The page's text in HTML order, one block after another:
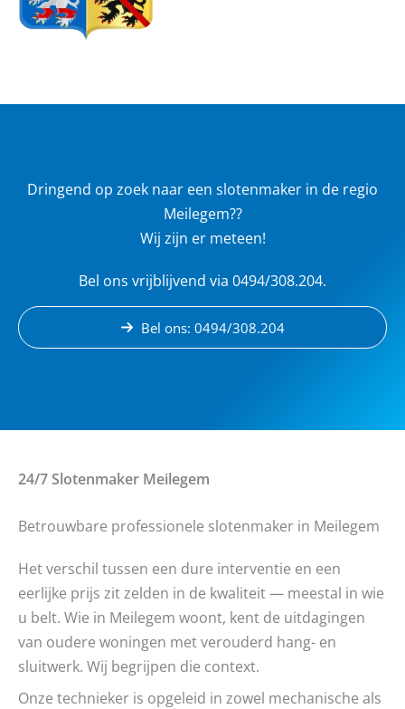
Dringend op zoek naar een slotenmaker in de regio
Meilegem??
Wij zijn er meteen!
Bel ons vrijblijvend via 0494/308.204.
Bel ons: 0494/308.204
24/7 Slotenmaker Meilegem
Betrouwbare professionele slotenmaker in Meilegem
Het verschil tussen een dure interventie en een
eerlijke prijs zit zelden in de kwaliteit — meestal in wie
u belt. Wie in Meilegem woont, kent de uitdagingen
van oudere woningen met verouderd hang- en
sluitwerk. Wij begrijpen die context.
Onze technieker is opgeleid in zowel mechanische als